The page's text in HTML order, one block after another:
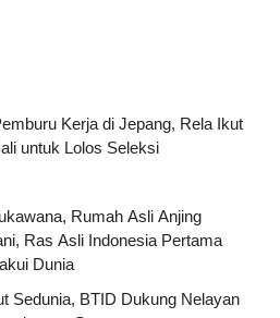
Kerja di Jepang, Rela Ikut
untuk Lolos Seleksi
Rumah Asli Anjing
Ras Asli Indonesia Pertama
Dunia
Sedunia, BTID Dukung Nelayan